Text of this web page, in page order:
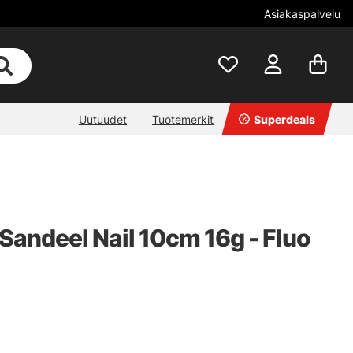
Asiakaspalvelu
Uutuudet Tuotemerkit Superdeals
Nail 10cm 16g - Fluo